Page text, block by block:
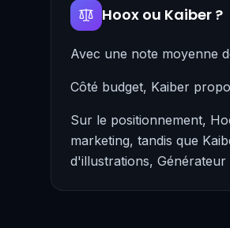
Hoox ou Kaiber ?
Avec une note moyenne
Côté budget, Kaiber
Sur le positionnement,
marketing, tandis que
d'illustrations, Générateur